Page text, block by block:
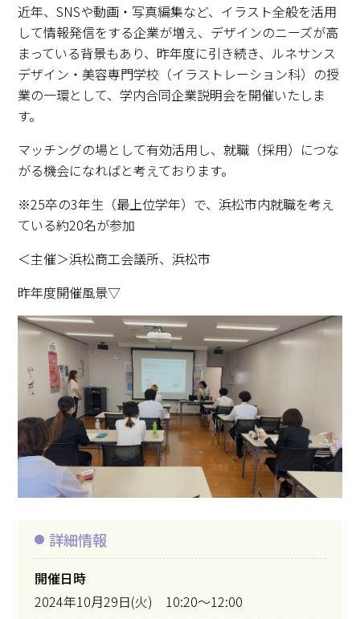
近年、SNSや動画・写真編集など、イラスト全般を活用
して情報発信をする企業が増え、デザインのニーズが高
まっている背景もあり、昨年度に引き続き、ルネサンス
デザイン・美容専門学校（イラストレーション科）の授
業の一環として、学内合同企業説明会を開催いたしま
す。
マッチングの場として有効活用し、就職（採用）につな
がる機会になればと考えております。
※25卒の3年生（最上位学年）で、浜松市内就職を考え
ている約20名が参加
＜主催＞浜松商工会議所、浜松市
昨年度開催風景▽
詳細情報
開催日時
2024年10月29日(火) 10:20～12:00